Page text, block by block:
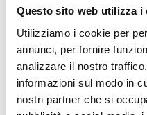
Questo sito web utilizza i
Utilizziamo i cookie per
annunci, per fornire
analizzare il nostro
informazioni sul modo in
nostri partner che si
Case Pubbliche
Collabenti
Condominio
Confedilizia.EU
Dirittiproprietà